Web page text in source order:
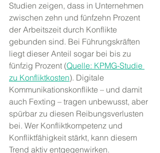
Studien zeigen, dass in Unternehmen
zwischen zehn und fünfzehn Prozent
der Arbeitszeit durch Konflikte
gebunden sind. Bei Führungskräften
liegt dieser Anteil sogar bei bis zu
fünfzig Prozent (Quelle: KPMG-Studie
zu Konfliktkosten). Digitale
Kommunikationskonflikte – und damit
auch Fexting – tragen unbewusst, aber
spürbar zu diesen Reibungsverlusten
bei. Wer Konfliktkompetenz und
Konfliktfähigkeit stärkt, kann diesem
Trend aktiv entgegenwirken.